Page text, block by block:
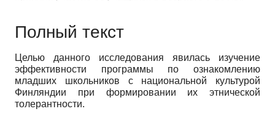
Полный текст
Целью данного исследования явилась изучение
эффективности про­граммы по ознакомлению
младших школьников с национальной культурой
Финляндии при формировании их этнической
толерантности.